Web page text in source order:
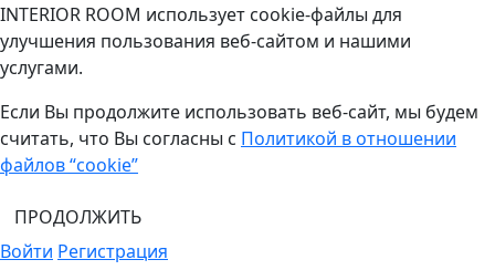
INTERIOR ROOM использует cookie-файлы для
улучшения пользования веб-сайтом и нашими
услугами.
Если Вы продолжите использовать веб-сайт, мы будем
считать, что Вы согласны с Политикой в отношении
файлов “cookie”
ПРОДОЛЖИТЬ
Войти Регистрация